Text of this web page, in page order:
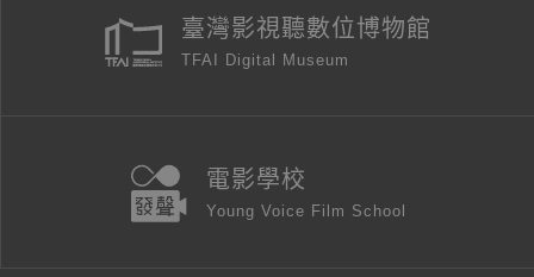
臺灣影視聽數位博物館
TFAI Digital Museum
電影學校
Young Voice Film School